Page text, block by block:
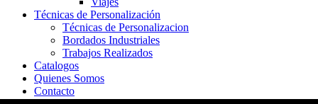
Técnicas de Personalización
Técnicas de Personalizacion
Bordados Industriales
Trabajos Realizados
Catalogos
Quienes Somos
Contacto